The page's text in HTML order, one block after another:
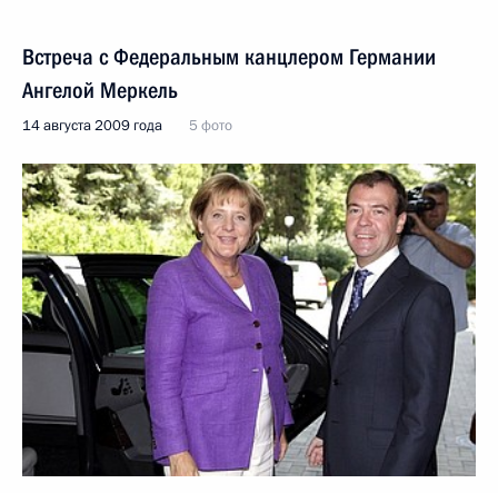
Встреча с Федеральным канцлером Германии
Ангелой Меркель
14 августа 2009 года 5 фото